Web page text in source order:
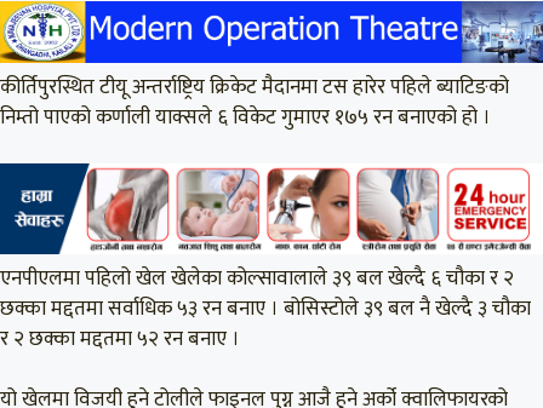
कीर्तिपुरस्थित टीयू अन्तर्राष्ट्रिय क्रिकेट मैदानमा टस हारेर पहिले ब्याटिङको
निम्तो पाएको कर्णाली याक्सले ६ विकेट गुमाएर १७५ रन बनाएको हो ।
एनपीएलमा पहिलो खेल खेलेका कोल्सावालाले ३९ बल खेल्दै ६ चौका र २
छक्का मद्दतमा सर्वाधिक ५३ रन बनाए । बोसिस्टोले ३९ बल नै खेल्दै ३ चौका
र २ छक्का मद्दतमा ५२ रन बनाए ।
यो खेलमा विजयी हुने टोलीले फाइनल पुग्न आजै हुने अर्को क्वालिफायरको